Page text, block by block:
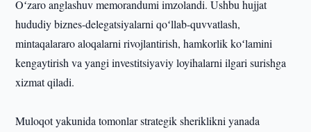
Oʻzaro anglashuv memorandumi imzolandi. Ushbu hujjat
hududiy biznes-delegatsiyalarni qoʻllab-quvvatlash,
mintaqalararo aloqalarni rivojlantirish, hamkorlik koʻlamini
kengaytirish va yangi investitsiyaviy loyihalarni ilgari surishga
xizmat qiladi.
Muloqot yakunida tomonlar strategik sheriklikni yanada